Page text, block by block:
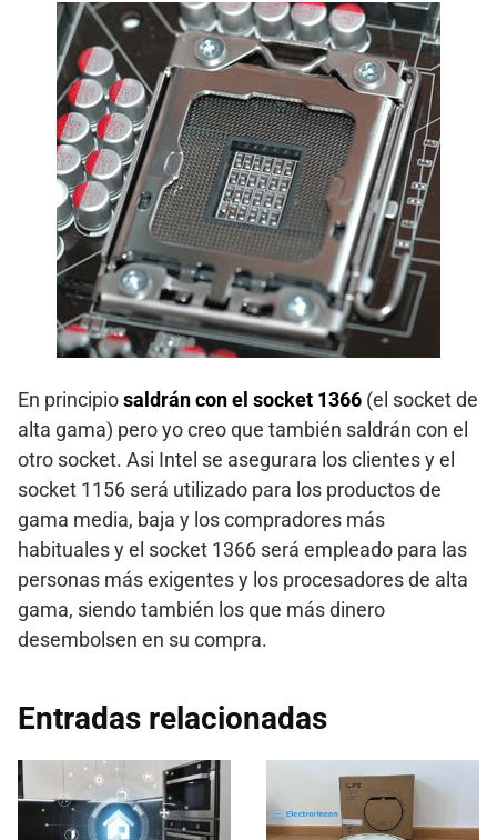
En principiosaldrán con el socket 1366 (el socket de
alta gama) pero yo creo que también saldrán con el
otro socket. Asi Intel se asegurara los clientes y el
socket 1156 será utilizado para los productos de
gama media, baja y los compradores más
habituales y el socket 1366 será empleado para las
personas más exigentes y los procesadores de alta
gama, siendo también los que más dinero
desembolsen en su compra.
Entradas relacionadas